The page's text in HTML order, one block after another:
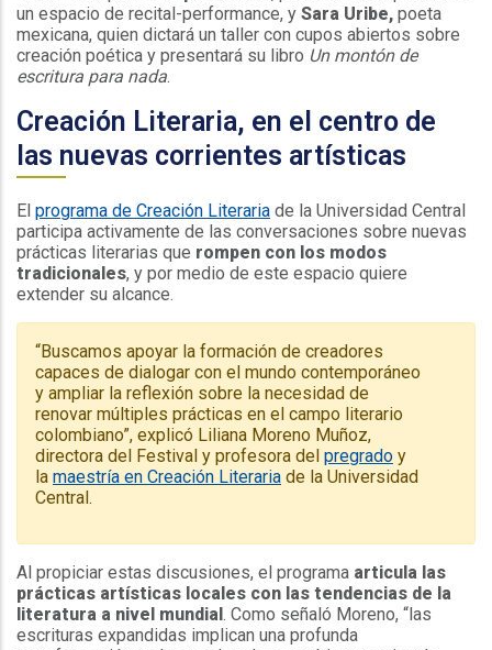
un espacio de recital-performance, y Sara Uribe, poeta
mexicana, quien dictará un taller con cupos abiertos sobre
creación poética y presentará su libro Un montón de
escritura para nada.
Creación Literaria, en el centro de
las nuevas corrientes artísticas
El programa de Creación Literaria de la Universidad Central
participa activamente de las conversaciones sobre nuevas
prácticas literarias que rompen con los modos
tradicionales, y por medio de este espacio quiere
extender su alcance.
“Buscamos apoyar la formación de creadores
capaces de dialogar con el mundo contemporáneo
y ampliar la reflexión sobre la necesidad de
renovar múltiples prácticas en el campo literario
colombiano”, explicó Liliana Moreno Muñoz,
directora del Festival y profesora del pregrado y
la maestría en Creación Literaria de la Universidad
Central.
Al propiciar estas discusiones, el programa articula las
prácticas artísticas locales con las tendencias de la
literatura a nivel mundial . Como señaló Moreno, “las
escrituras expandidas implican una profunda